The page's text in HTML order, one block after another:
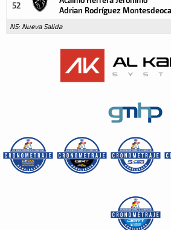
52
Adrian Rodríguez Montesdeoca
NS: Nueva Salida